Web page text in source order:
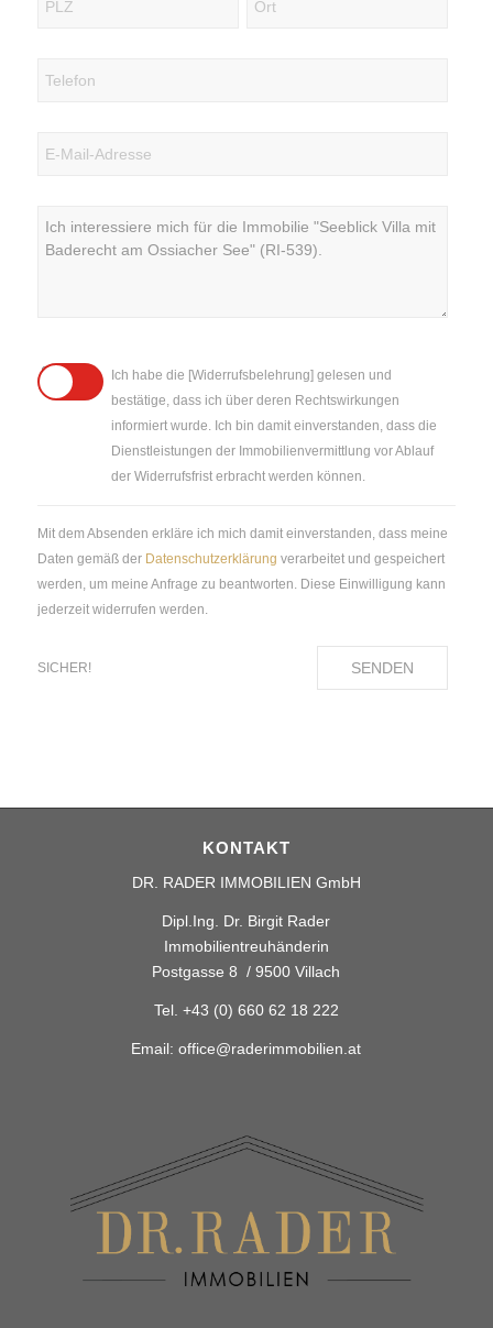
Ich habe die [Widerrufsbelehrung] gelesen und
bestätige, dass ich über deren Rechtswirkungen
informiert wurde. Ich bin damit einverstanden, dass die
Dienstleistungen der Immobilienvermittlung vor Ablauf
der Widerrufsfrist erbracht werden können.
Mit dem Absenden erkläre ich mich damit einverstanden, dass meine
Daten gemäß der Datenschutzerklärung verarbeitet und gespeichert
werden, um meine Anfrage zu beantworten. Diese Einwilligung kann
jederzeit widerrufen werden.
SICHER! SENDEN
KONTAKT
DR. RADER IMMOBILIEN GmbH
Dipl.Ing. Dr. Birgit Rader
Immobilientreuhänderin
Postgasse 8 / 9500 Villach
Tel. +43 (0) 660 62 18 222
Email:office@raderimmobilien.at